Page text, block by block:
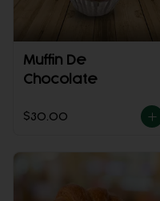
Muffin De
Chocolate
$30.00